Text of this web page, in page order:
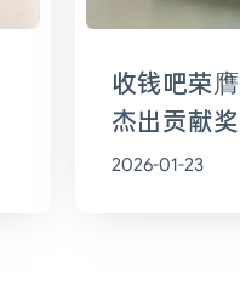
收钱吧荣
杰出贡献奖
2026-01-23